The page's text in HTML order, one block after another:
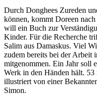
Durch Donghees Zureden
können, kommt Doreen
will ein Buch zur
Kinder. Für die Recherche
Salim aus Damaskus. Viel
zudem bereits bei der Arbeit
mitgenommen. Ein Jahr soll
Werk in den Händen hält. 53
illustriert von einer
Simon.